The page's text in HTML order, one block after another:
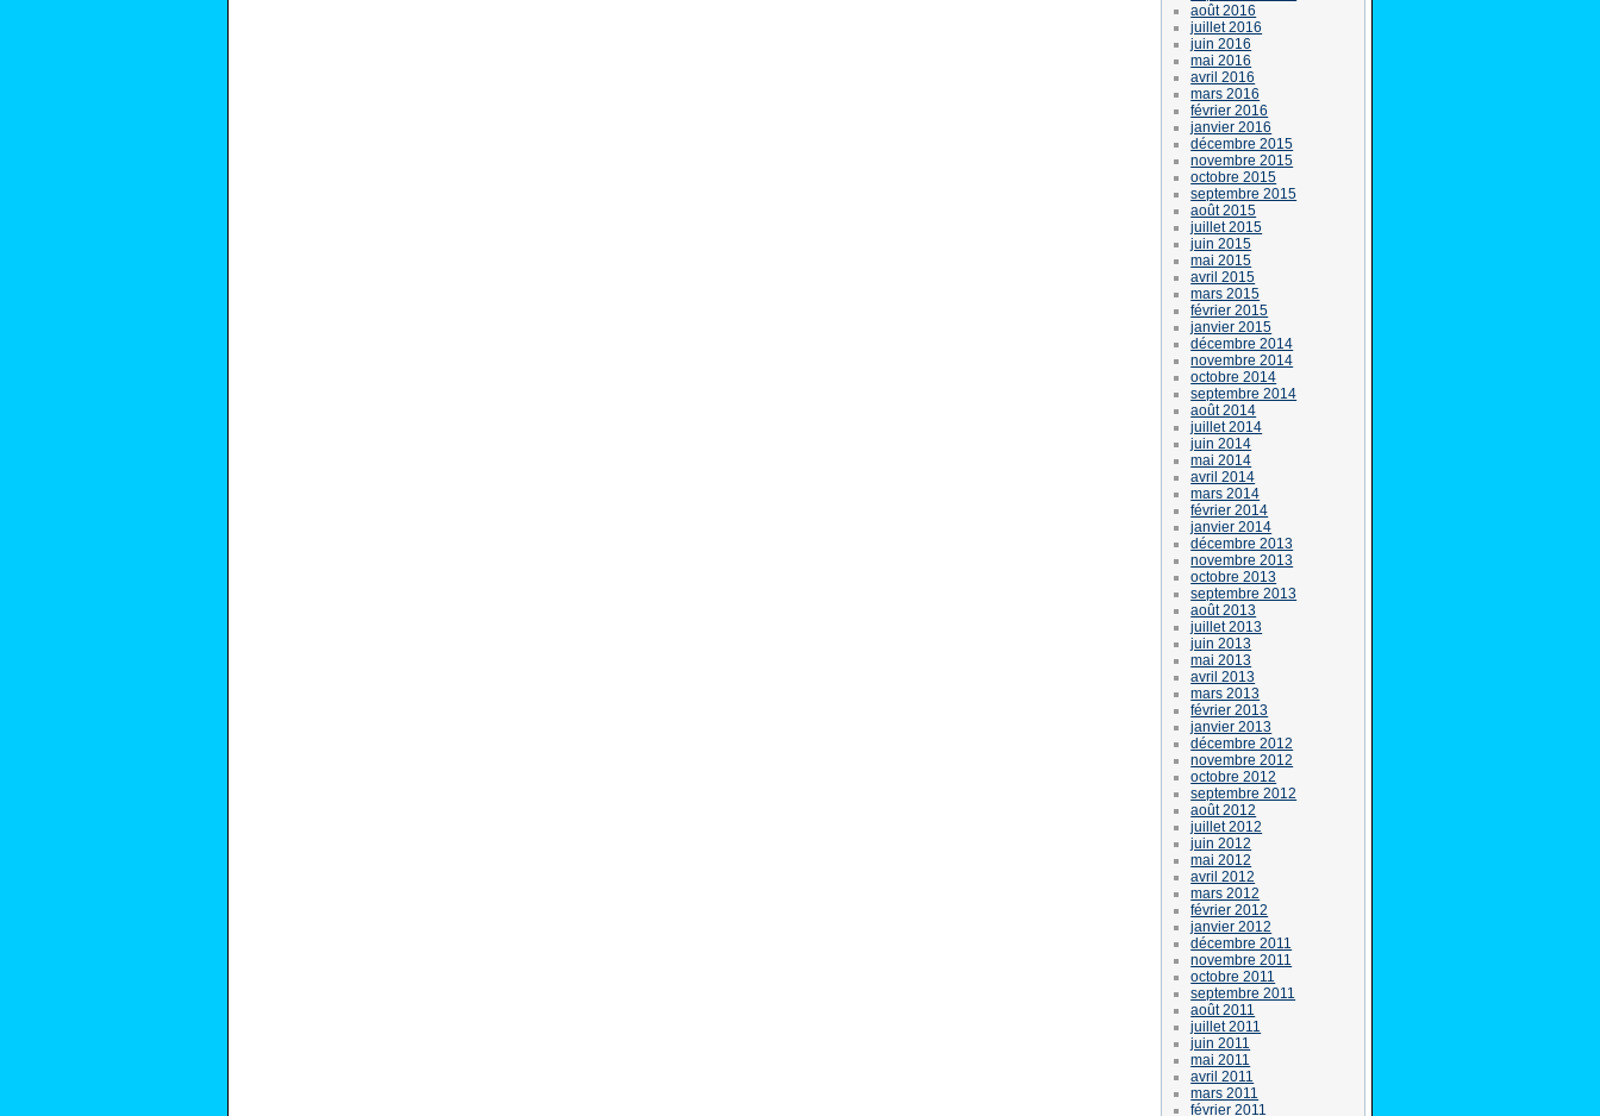
août 2016
juillet 2016
juin 2016
mai 2016
avril 2016
mars 2016
février 2016
janvier 2016
décembre 2015
novembre 2015
octobre 2015
septembre 2015
août 2015
juillet 2015
juin 2015
mai 2015
avril 2015
mars 2015
février 2015
janvier 2015
décembre 2014
novembre 2014
octobre 2014
septembre 2014
août 2014
juillet 2014
juin 2014
mai 2014
avril 2014
mars 2014
février 2014
janvier 2014
décembre 2013
novembre 2013
octobre 2013
septembre 2013
août 2013
juillet 2013
juin 2013
mai 2013
avril 2013
mars 2013
février 2013
janvier 2013
décembre 2012
novembre 2012
octobre 2012
septembre 2012
août 2012
juillet 2012
juin 2012
mai 2012
avril 2012
mars 2012
février 2012
janvier 2012
décembre 2011
novembre 2011
octobre 2011
septembre 2011
août 2011
juillet 2011
juin 2011
mai 2011
avril 2011
mars 2011
février 2011